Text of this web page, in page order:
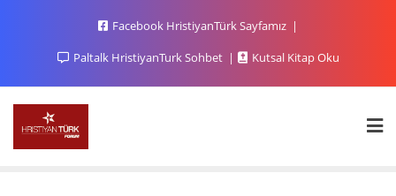
Facebook HristiyanTürk Sayfamız
Paltalk HristiyanTurk Sohbet
Kutsal Kitap Oku